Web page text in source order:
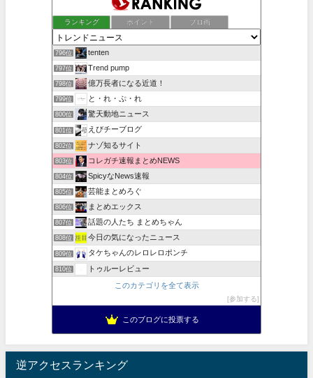
ランキング ポイント ブロ画
796位 tenten
797位 Trend pump
798位 億万長者になる近道！
799位 と・れ・ぷ・れ
800位 驚天動地ニュース
801位 えびチーブログ
802位 ナゾ知るサイト
803位 コレガチ速報まとめNEWS
804位 SpicyなNews速報
805位 芸能まとめろぐ
806位 まとめエックス
807位 話題の人たち まとめちゃん
808位 今日の気になったニュース
809位 タケちゃんのレロレロポンチ
810位 トゥルーレビュー
このカテゴリを全て表示
参加する
このブログに投票する
逆アクセスランキング